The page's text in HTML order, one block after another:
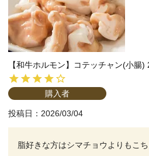
【和牛ホルモン】コテッチャン(小腸)
購入者
投稿日 2026/03/04
脂好きな方はシマチョウよりもこ